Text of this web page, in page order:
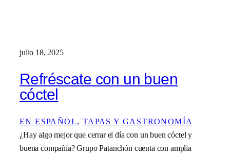
julio 18, 2025
Refréscate con un buen
cóctel
EN ESPAÑOL, TAPAS Y GASTRONOMÍA
¿Hay algo mejor que cerrar el día con un buen cóctel y
buena compañía? Grupo Patanchón cuenta con amplia